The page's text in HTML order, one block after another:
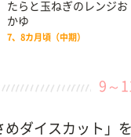
たらと玉ねぎのレンジお
かゆ
7、8カ月頃（中期）
9～
めダイスカット」